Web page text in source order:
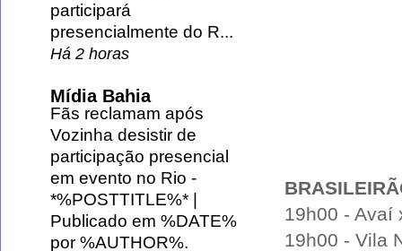
19h00 - Avaí
19h00 - Vila
participará
presencialmente do R...
Há 2 horas
Mídia Bahia
Fãs reclamam após
Vozinha desistir de
participação presencial
em evento no Rio -
*%POSTTITLE%* |
Publicado em %DATE%
por %AUTHOR%.